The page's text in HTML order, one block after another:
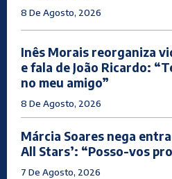
8 De Agosto, 2026
Inês Morais reorganiza
e fala de João Ricardo:
no meu amigo”
8 De Agosto, 2026
Márcia Soares nega
All Stars’: “Posso-vos
7 De Agosto, 2026